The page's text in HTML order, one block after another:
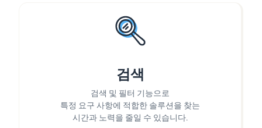
검색
검색 및 필터 기능으로
특정 요구 사항에 적합한 솔루션을 찾는
시간과 노력을 줄일 수 있습니다.